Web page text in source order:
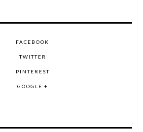
FACEBOOK
TWITTER
PINTEREST
GOOGLE +